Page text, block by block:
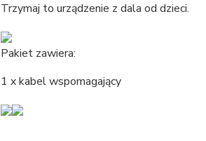
Trzymaj to urządzenie z dala od dzieci.
Pakiet zawiera:
1 x kabel wspomagający